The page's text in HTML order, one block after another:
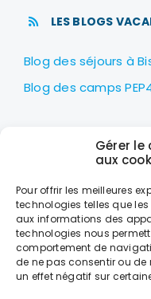
Gérer
aux
Pour offrir les meilleures
technologies telles que
aux informations des
technologies nous
comportement de
de ne pas consentir ou de
un effet négatif sur
LES BLOGS
Blog des séjours à
Blog des camps
LES PEP40
Centre
40600
+33 (0)5 58 78
LES HORAIRES